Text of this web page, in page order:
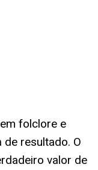
folclore e
resultado. O
valor de